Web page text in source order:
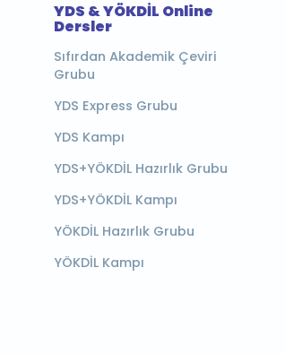
YDS & YÖKDİL Online
Dersler
Sıfırdan Akademik Çeviri
Grubu
YDS Express Grubu
YDS Kampı
YDS+YÖKDİL Hazırlık Grubu
YDS+YÖKDİL Kampı
YÖKDİL Hazırlık Grubu
YÖKDİL Kampı